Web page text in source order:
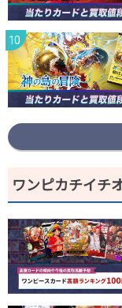
ワンピカチイチ